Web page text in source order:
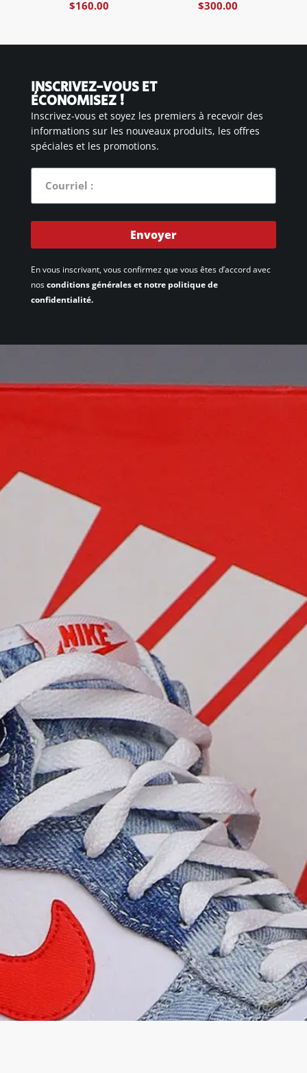
$160.00 $300.00
INSCRIVEZ-VOUS ET
ÉCONOMISEZ !
Inscrivez-vous et soyez les premiers à recevoir des
informations sur les nouveaux produits, les offres
spéciales et les promotions.
Envoyer
En vous inscrivant, vous confirmez que vous êtes d’accord avec
nosconditions générales et notre politique de
confidentialité.